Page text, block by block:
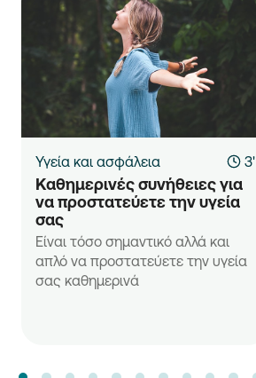
Υγεία και ασφάλεια 3'
Καθημερινές συνήθειες για
να προστατεύετε την υγεία
σας
Είναι τόσο σημαντικό αλλά και
απλό να προστατεύετε την υγεία
σας καθημερινά